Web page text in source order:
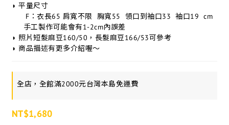
◗ 平量尺寸
      F：衣長65 肩寬不限  胸寬55  領口到袖口33  袖口19  cm
     手工製作可能會有1-2cm內誤差
◗ 照片短髮麻豆160/50，長髮麻豆166/53可參考
◗ 商品描述有更多介紹喔～
全店，全館滿2000元台灣本島免運費
NT$1,680